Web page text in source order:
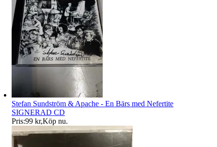
Stefan Sundström & Apache - En Bärs med Nefertite
SIGNERAD CD
Pris:99 kr,Köp nu.